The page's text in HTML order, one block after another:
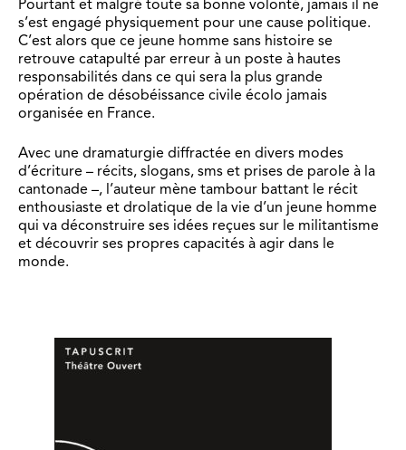
Pourtant et malgré toute sa bonne volonté, jamais il ne
s’est engagé physiquement pour une cause politique.
C’est alors que ce jeune homme sans histoire se
retrouve catapulté par erreur à un poste à hautes
responsabilités dans ce qui sera la plus grande
opération de désobéissance civile écolo jamais
organisée en France.
Avec une dramaturgie diffractée en divers modes
d’écriture – récits, slogans, sms et prises de parole à la
cantonade –, l’auteur mène tambour battant le récit
enthousiaste et drolatique de la vie d’un jeune homme
qui va déconstruire ses idées reçues sur le militantisme
et découvrir ses propres capacités à agir dans le
monde.